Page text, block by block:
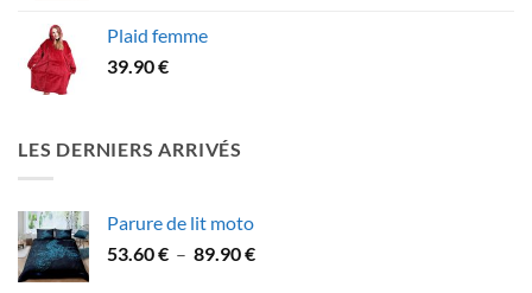
Plaid femme
39.90€
LES DERNIERS ARRIVÉS
Parure de lit moto
53.60€ – 89.90€Plage